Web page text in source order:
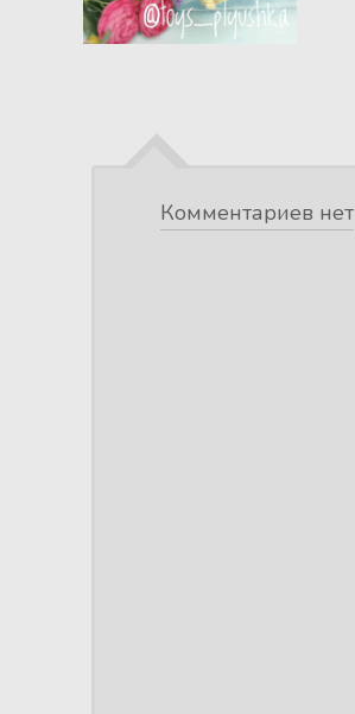
Комментариев нет